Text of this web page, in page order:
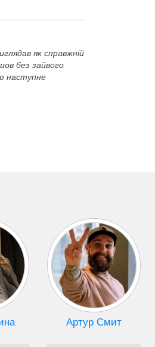
як справжній
без зайвого
наступне
Артур Смит